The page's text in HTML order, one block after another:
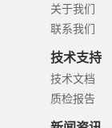
关于我们
联系我们
技术支持
技术文档
质检报告